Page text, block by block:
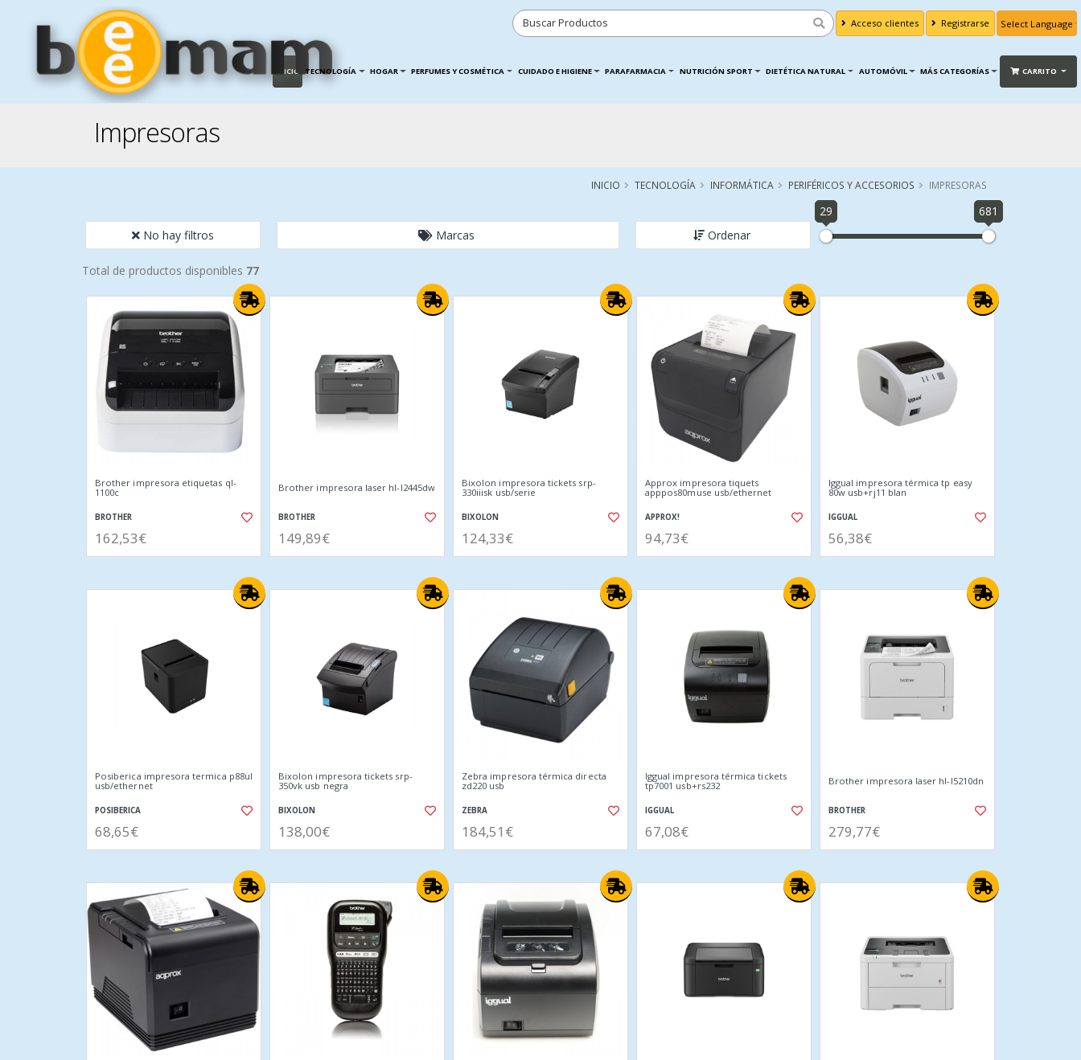
Acceso clientes Registrarse
Translate
INICIO TECNOLOGÍA HOGAR PERFUMES Y COSMÉTICA CUIDADO E HIGIENE PARAFARMACIA NUTRICIÓN SPORT DIETÉTICA NATURAL AUTOMÓVIL MÁS CATEGORÍAS CARRITO
Impresoras
INICIO TECNOLOGÍA INFORMÁTICA PERIFÉRICOS Y ACCESORIOS IMPRESORAS
No hay filtros Marcas Ordenar
29 681
Total de productos disponibles 77
Brother impresora etiquetas ql-
1100c
BROTHER
162,53€
Brother impresora laser hl-l2445dw
BROTHER
149,89€
Bixolon impresora tickets srp-
330iiisk usb/serie
BIXOLON
124,33€
Approx impresora tiquets
apppos80muse usb/ethernet
APPROX!
94,73€
Iggual impresora térmica tp easy
80w usb+rj11 blan
IGGUAL
56,38€
Posiberica impresora termica p88ul
usb/ethernet
POSIBERICA
68,65€
Bixolon impresora tickets srp-
350vk usb negra
BIXOLON
138,00€
Zebra impresora térmica directa
zd220 usb
ZEBRA
184,51€
Iggual impresora térmica tickets
tp7001 usb+rs232
IGGUAL
67,08€
Brother impresora laser hl-l5210dn
BROTHER
279,77€